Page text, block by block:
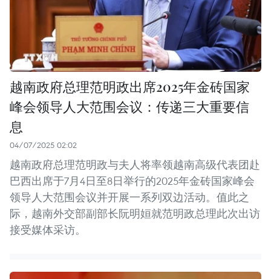
越南政府总理范明政出席2025年金砖国家
峰会领导人大范围会议：传递三大重要信
息
04/07/2025 02:02
越南政府总理范明政与夫人将率领越南高级代表团赴
巴西出席于7月4日至8日举行的2025年金砖国家峰会
领导人大范围会议并开展一系列双边活动。值此之
际，越南外交部副部长阮明姮就范明政总理此次出访
接受媒体采访。